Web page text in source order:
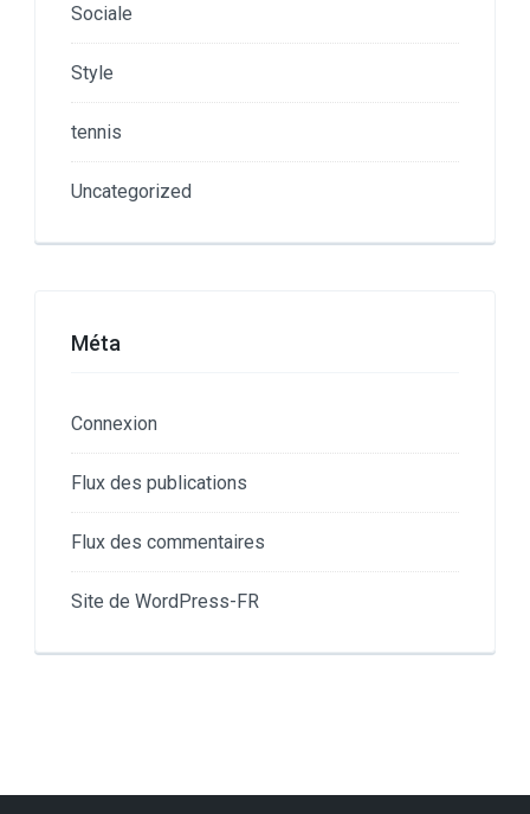
Sociale
Style
tennis
Uncategorized
Méta
Connexion
Flux des publications
Flux des commentaires
Site de WordPress-FR